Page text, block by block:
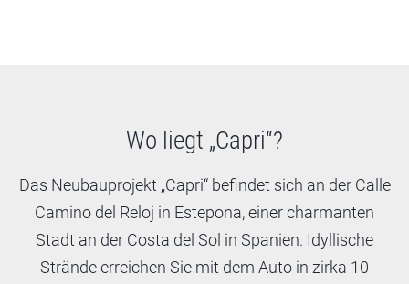
Wo liegt „Capri“?
Das Neubauprojekt „Capri“ befindet sich an der Calle
Camino del Reloj in Estepona, einer charmanten
Stadt an der Costa del Sol in Spanien. Idyllische
Strände erreichen Sie mit dem Auto in zirka 10